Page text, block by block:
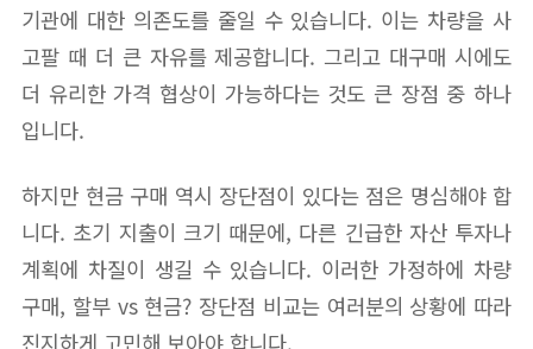
기관에 대한 의존도를 줄일 수 있습니다. 이는 차량을 사
고팔 때 더 큰 자유를 제공합니다. 그리고 대구매 시에도
더 유리한 가격 협상이 가능하다는 것도 큰 장점 중 하나
입니다.
하지만 현금 구매 역시 장단점이 있다는 점은 명심해야 합
니다. 초기 지출이 크기 때문에, 다른 긴급한 자산 투자나
계획에 차질이 생길 수 있습니다. 이러한 가정하에 차량
구매, 할부 vs 현금? 장단점 비교는 여러분의 상황에 따라
진지하게 고민해 보아야 합니다.